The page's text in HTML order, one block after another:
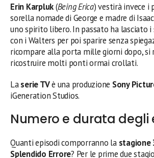
Erin Karpluk(Being Erica) vestirà invece i
sorella nomade di George e madre di
uno spirito libero. In passato ha lasciato
con i Walters per poi sparire senza
ricompare alla porta mille giorni dopo, si
ricostruire molti ponti ormai crollati.
Laserie TVè una produzione Sony
iGeneration Studios.
Numero e durata degli
Quanti episodi comporranno la stagione
Splendido Errore? Per le prime due